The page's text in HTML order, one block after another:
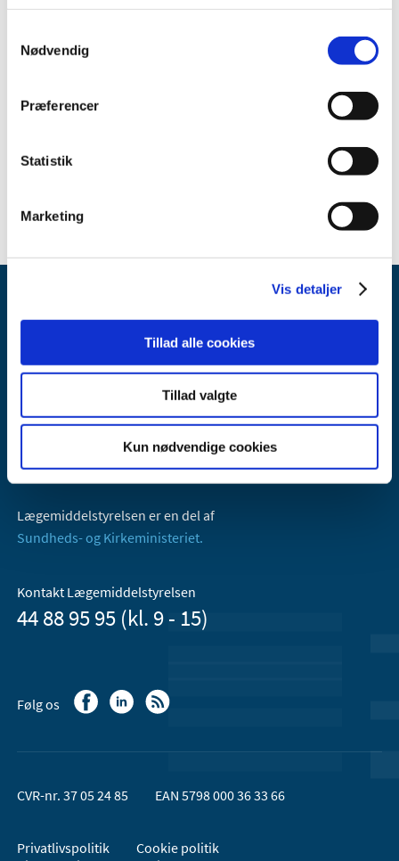
Nødvendig
Præferencer
Statistik
Marketing
Vis detaljer
Tillad alle cookies
Tillad valgte
Kun nødvendige cookies
Relateret indhold
0,28 MB)
Axel Heides Gade 1
2300 København S
Email:dkma@dkma.dk
Lægemiddelstyrelsen er en del af
Sundheds- og Kirkeministeriet.
Kontakt Lægemiddelstyrelsen
44 88 95 95 (kl. 9 - 15)
Følg os
CVR-nr. 37 05 24 85 EAN 5798 000 36 33 66
Privatlivspolitik
Cookie politik